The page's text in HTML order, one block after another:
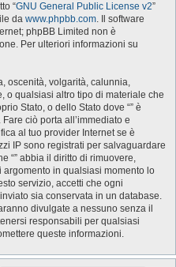
“GNU General Public License v2”
da www.phpbb.com. Il software
phpBB Limited non è
Per ulteriori informazioni su
oscenità, volgarità, calunnia,
o qualsiasi altro tipo di materiale che
Stato, o dello Stato dove “” è
ciò porta all’immediato e
al tuo provider Internet se è
IP sono registrati per salvaguardare
“” abbia il diritto di rimuovere,
in qualsiasi momento lo
servizio, accetti che ogni
sia conservata in un database.
divulgate a nessuno senza il
responsabili per qualsiasi
queste informazioni.